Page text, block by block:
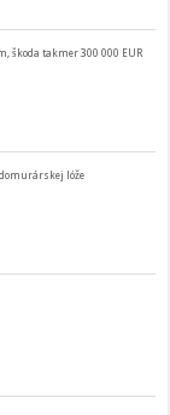
škoda takmer 300 000 EUR
lóže